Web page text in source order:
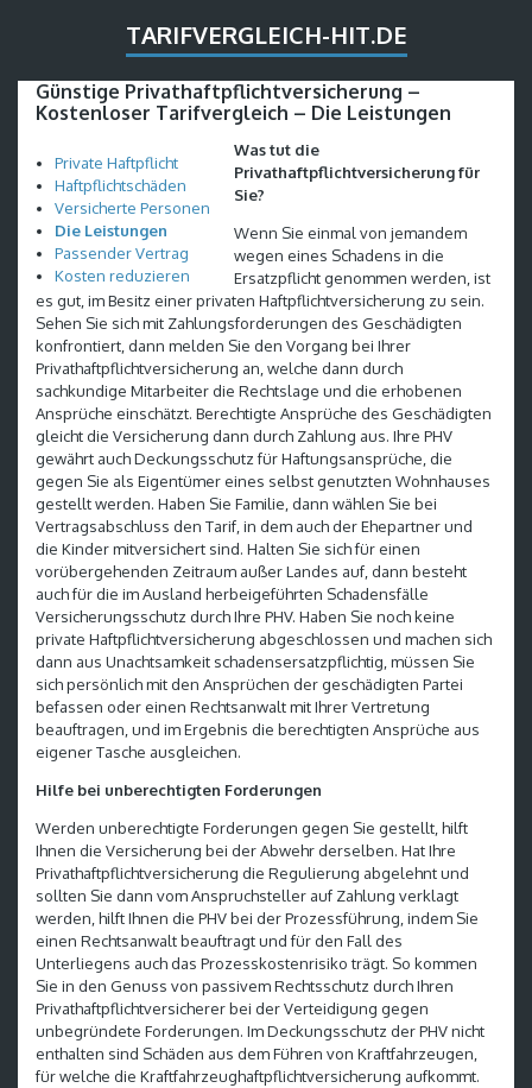
TARIFVERGLEICH-HIT.DE
Günstige Privathaftpflichtversicherung –
Kostenloser Tarifvergleich – Die Leistungen
Private Haftpflicht
Haftpflichtschäden
Versicherte Personen
Die Leistungen
Passender Vertrag
Kosten reduzieren
Was tut die
Privathaftpflichtversicherung für
Sie?
Wenn Sie einmal von jemandem
wegen eines Schadens in die
Ersatzpflicht genommen werden, ist
es gut, im Besitz einer privaten Haftpflichtversicherung zu sein.
Sehen Sie sich mit Zahlungsforderungen des Geschädigten
konfrontiert, dann melden Sie den Vorgang bei Ihrer
Privathaftpflichtversicherung an, welche dann durch
sachkundige Mitarbeiter die Rechtslage und die erhobenen
Ansprüche einschätzt. Berechtigte Ansprüche des Geschädigten
gleicht die Versicherung dann durch Zahlung aus. Ihre PHV
gewährt auch Deckungsschutz für Haftungsansprüche, die
gegen Sie als Eigentümer eines selbst genutzten Wohnhauses
gestellt werden. Haben Sie Familie, dann wählen Sie bei
Vertragsabschluss den Tarif, in dem auch der Ehepartner und
die Kinder mitversichert sind. Halten Sie sich für einen
vorübergehenden Zeitraum außer Landes auf, dann besteht
auch für die im Ausland herbeigeführten Schadensfälle
Versicherungsschutz durch Ihre PHV. Haben Sie noch keine
private Haftpflichtversicherung abgeschlossen und machen sich
dann aus Unachtsamkeit schadensersatzpflichtig, müssen Sie
sich persönlich mit den Ansprüchen der geschädigten Partei
befassen oder einen Rechtsanwalt mit Ihrer Vertretung
beauftragen, und im Ergebnis die berechtigten Ansprüche aus
eigener Tasche ausgleichen.
Hilfe bei unberechtigten Forderungen
Werden unberechtigte Forderungen gegen Sie gestellt, hilft
Ihnen die Versicherung bei der Abwehr derselben. Hat Ihre
Privathaftpflichtversicherung die Regulierung abgelehnt und
sollten Sie dann vom Anspruchsteller auf Zahlung verklagt
werden, hilft Ihnen die PHV bei der Prozessführung, indem Sie
einen Rechtsanwalt beauftragt und für den Fall des
Unterliegens auch das Prozesskostenrisiko trägt. So kommen
Sie in den Genuss von passivem Rechtsschutz durch Ihren
Privathaftpflichtversicherer bei der Verteidigung gegen
unbegründete Forderungen. Im Deckungsschutz der PHV nicht
enthalten sind Schäden aus dem Führen von Kraftfahrzeugen,
für welche die Kraftfahrzeughaftpflichtversicherung aufkommt.